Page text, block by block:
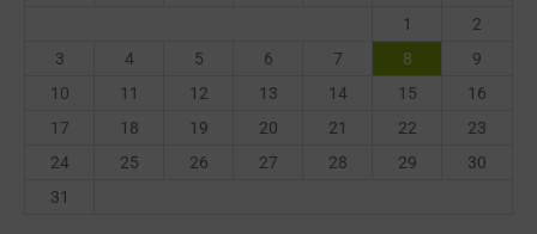
1
2
3
4 5 6 7 8
9
10
11 12 13 14 15
16
17
18 19 20 21 22
23
24
25 26 27 28 29
30
31